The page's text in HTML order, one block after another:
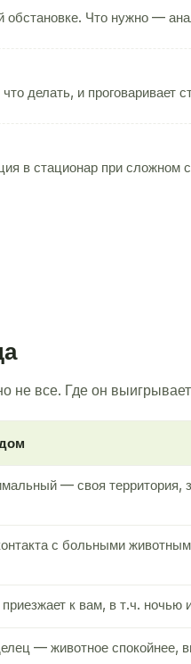
обстановке. Что нужно —
делать, и проговаривает
в стационар при сложном
не все. Где он
— своя территория,
с больными
к вам, в т.ч. ночью
— животное спокойнее,